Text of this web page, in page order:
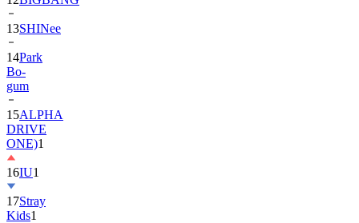
13SHINee
14Park
Bo-
gum
15ALPHA
DRIVE
ONE)1
16IU1
17Stray
Kids1